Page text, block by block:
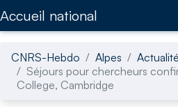
Accueil national
CNRS-Hebdo Alpes
Séjours pour chercheurs
College, Cambridge